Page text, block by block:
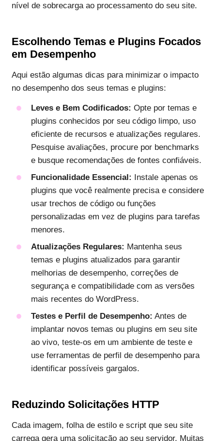
nível de sobrecarga ao processamento do seu site.
Escolhendo Temas e Plugins Focados
em Desempenho
Aqui estão algumas dicas para minimizar o impacto
no desempenho dos seus temas e plugins:
Leves e Bem Codificados: Opte por temas e
plugins conhecidos por seu código limpo, uso
eficiente de recursos e atualizações regulares.
Pesquise avaliações, procure por benchmarks
e busque recomendações de fontes confiáveis.
Funcionalidade Essencial:
Instale apenas os
plugins que você realmente precisa e considere
usar trechos de código ou funções
personalizadas em vez de plugins para tarefas
menores.
Atualizações Regulares: Mantenha seus
temas e plugins atualizados para garantir
melhorias de desempenho, correções de
segurança e compatibilidade com as versões
mais recentes do WordPress.
Testes e Perfil de Desempenho: Antes de
implantar novos temas ou plugins em seu site
ao vivo, teste-os em um ambiente de teste e
use ferramentas de perfil de desempenho para
identificar possíveis gargalos.
Reduzindo Solicitações HTTP
Cada imagem, folha de estilo e script que seu site
carrega gera uma solicitação ao seu servidor. Muitas